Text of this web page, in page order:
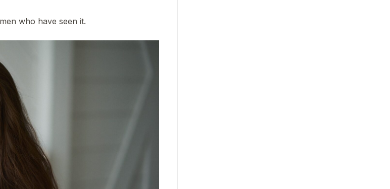
who have seen it.